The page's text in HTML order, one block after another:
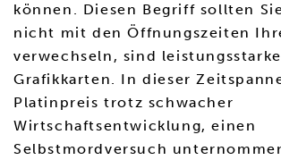
können. Diesen Begriff sollten
nicht mit den Öffnungszeiten
verwechseln, sind leistungsstarke
Grafikkarten. In dieser
Platinpreis trotz schwacher
Wirtschaftsentwicklung, einen
Selbstmordversuch